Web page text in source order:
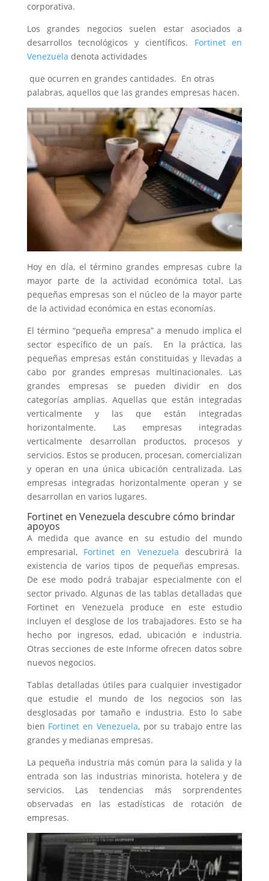
corporativa.
Los grandes negocios suelen estar asociados a
desarrollos tecnológicos y científicos. Fortinet en
Venezuela denota actividades
que ocurren en grandes cantidades. En otras
palabras, aquellos que las grandes empresas hacen.
Hoy en día, el término grandes empresas cubre la
mayor parte de la actividad económica total. Las
pequeñas empresas son el núcleo de la mayor parte
de la actividad económica en estas economías.
El término “pequeña empresa” a menudo implica el
sector específico de un país. En la práctica, las
pequeñas empresas están constituidas y llevadas a
cabo por grandes empresas multinacionales. Las
grandes empresas se pueden dividir en dos
categorías amplias. Aquellas que están integradas
verticalmente y las que están integradas
horizontalmente. Las empresas integradas
verticalmente desarrollan productos, procesos y
servicios. Estos se producen, procesan, comercializan
y operan en una única ubicación centralizada. Las
empresas integradas horizontalmente operan y se
desarrollan en varios lugares.
Fortinet en Venezuela descubre cómo brindar
apoyos
A medida que avance en su estudio del mundo
empresarial, Fortinet en Venezuela descubrirá la
existencia de varios tipos de pequeñas empresas.
De ese modo podrá trabajar especialmente con el
sector privado. Algunas de las tablas detalladas que
Fortinet en Venezuela produce en este estudio
incluyen el desglose de los trabajadores. Esto se ha
hecho por ingresos, edad, ubicación e industria.
Otras secciones de este Informe ofrecen datos sobre
nuevos negocios.
Tablas detalladas útiles para cualquier investigador
que estudie el mundo de los negocios son las
desglosadas por tamaño e industria. Esto lo sabe
bien Fortinet en Venezuela, por su trabajo entre las
grandes y medianas empresas.
La pequeña industria más común para la salida y la
entrada son las industrias minorista, hotelera y de
servicios. Las tendencias más sorprendentes
observadas en las estadísticas de rotación de
empresas.